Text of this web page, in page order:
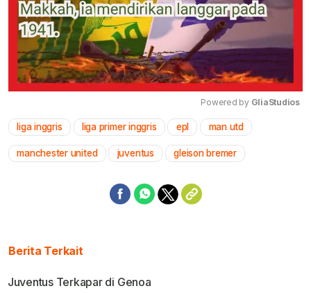
Powered by GliaStudios
liga inggris liga primer inggris epl man utd
manchester united juventus gleison bremer
Berita Terkait
Juventus Terkapar di Genoa